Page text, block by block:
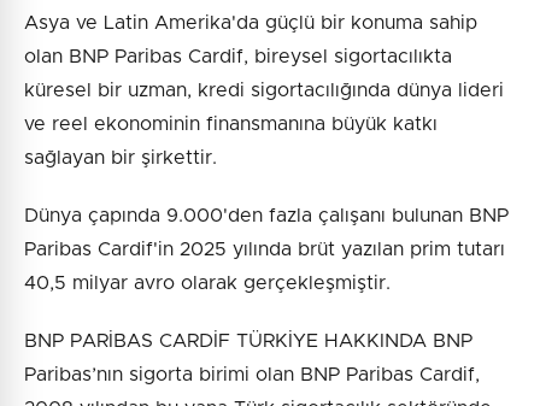
Asya ve Latin Amerika'da güçlü bir konuma sahip
olan BNP Paribas Cardif, bireysel sigortacılıkta
küresel bir uzman, kredi sigortacılığında dünya lideri
ve reel ekonominin finansmanına büyük katkı
sağlayan bir şirkettir.
Dünya çapında 9.000'den fazla çalışanı bulunan BNP
Paribas Cardif'in 2025 yılında brüt yazılan prim tutarı
40,5 milyar avro olarak gerçekleşmiştir.
BNP PARİBAS CARDİF TÜRKİYE HAKKINDA BNP
Paribas’nın sigorta birimi olan BNP Paribas Cardif,